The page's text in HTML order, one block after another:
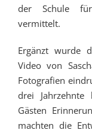
der Schule für
vermittelt.
Ergänzt wurde
Video von
Fotografien
drei
Gästen
machten die